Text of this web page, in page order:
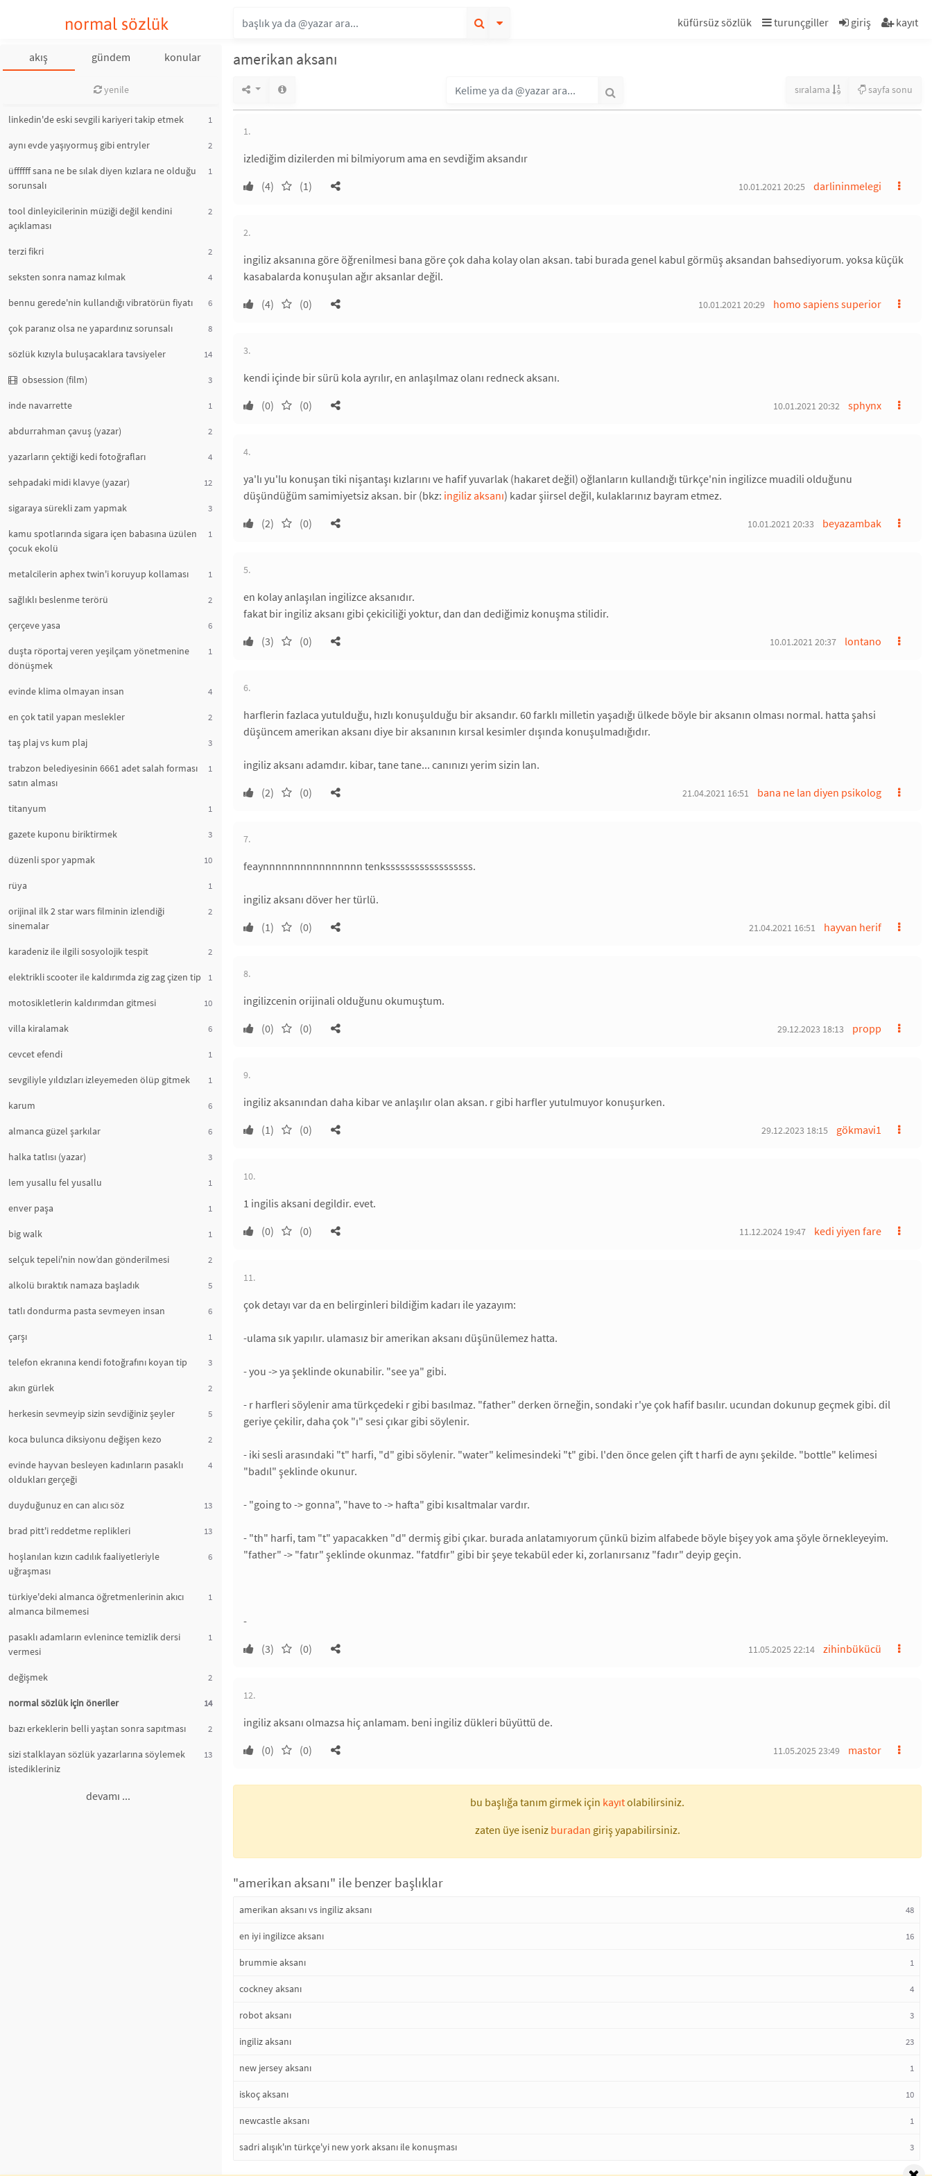
normal sözlük küfürsüz sözlük turunçgiller giriş kayıt
akış gündem konular
yenile
linkedin'de eski sevgili kariyeri takip etmek 1
aynı evde yaşıyormuş gibi entryler 2
üffffff sana ne be sılak diyen kızlara ne olduğu
sorunsalı
1
tool dinleyicilerinin müziği değil kendini
açıklaması
2
terzi fikri 2
seksten sonra namaz kılmak 4
bennu gerede'nin kullandığı vibratörün fiyatı 6
çok paranız olsa ne yapardınız sorunsalı 8
sözlük kızıyla buluşacaklara tavsiyeler 14
obsession (film) 3
inde navarrette 1
abdurrahman çavuş (yazar) 2
yazarların çektiği kedi fotoğrafları 4
sehpadaki midi klavye (yazar) 12
sigaraya sürekli zam yapmak 3
kamu spotlarında sigara içen babasına üzülen
çocuk ekolü
1
metalcilerin aphex twin'i koruyup kollaması 1
sağlıklı beslenme terörü 2
çerçeve yasa 6
duşta röportaj veren yeşilçam yönetmenine
dönüşmek
1
evinde klima olmayan insan 4
en çok tatil yapan meslekler 2
taş plaj vs kum plaj 3
trabzon belediyesinin 6661 adet salah forması
satın alması
1
titanyum 1
gazete kuponu biriktirmek 3
düzenli spor yapmak 10
rüya 1
orijinal ilk 2 star wars filminin izlendiği
sinemalar
2
karadeniz ile ilgili sosyolojik tespit 2
elektrikli scooter ile kaldırımda zig zag çizen tip 1
motosikletlerin kaldırımdan gitmesi 10
villa kiralamak 6
cevcet efendi 1
sevgiliyle yıldızları izleyemeden ölüp gitmek 1
karum 6
almanca güzel şarkılar 6
halka tatlısı (yazar) 3
lem yusallu fel yusallu 1
enver paşa 1
big walk 1
selçuk tepeli'nin now’dan gönderilmesi 2
alkolü bıraktık namaza başladık 5
tatlı dondurma pasta sevmeyen insan 6
çarşı 1
telefon ekranına kendi fotoğrafını koyan tip 3
akın gürlek 2
herkesin sevmeyip sizin sevdiğiniz şeyler 5
koca bulunca diksiyonu değişen kezo 2
evinde hayvan besleyen kadınların pasaklı
oldukları gerçeği
4
duyduğunuz en can alıcı söz 13
brad pitt'i reddetme replikleri 13
hoşlanılan kızın cadılık faaliyetleriyle
uğraşması
6
türkiye'deki almanca öğretmenlerinin akıcı
almanca bilmemesi
1
pasaklı adamların evlenince temizlik dersi
vermesi
1
değişmek 2
normal sözlük için öneriler 14
bazı erkeklerin belli yaştan sonra sapıtması 2
sizi stalklayan sözlük yazarlarına söylemek
istedikleriniz
13
devamı ...
amerikan aksanı
sıralama sayfa sonu
1.
izlediğim dizilerden mi bilmiyorum ama en sevdiğim aksandır
(4)
(1) darlininmelegi
10.01.2021 20:25
2.
ingiliz aksanına göre öğrenilmesi bana göre çok daha kolay olan aksan. tabi burada genel kabul görmüş aksandan bahsediyorum. yoksa küçük
kasabalarda konuşulan ağır aksanlar değil.
(4)
(0) homo sapiens superior
10.01.2021 20:29
3.
kendi içinde bir sürü kola ayrılır, en anlaşılmaz olanı redneck aksanı.
(0)
(0) sphynx
10.01.2021 20:32
4.
ya'lı yu'lu konuşan tiki nişantaşı kızlarını ve hafif yuvarlak (hakaret değil) oğlanların kullandığı türkçe'nin ingilizce muadili olduğunu
düşündüğüm samimiyetsiz aksan. bir (bkz: ingiliz aksanı) kadar şiirsel değil, kulaklarınız bayram etmez.
(2)
(0) beyazambak
10.01.2021 20:33
5.
en kolay anlaşılan ingilizce aksanıdır.
fakat bir ingiliz aksanı gibi çekiciliği yoktur, dan dan dediğimiz konuşma stilidir.
(3)
(0) lontano
10.01.2021 20:37
6.
harflerin fazlaca yutulduğu, hızlı konuşulduğu bir aksandır. 60 farklı milletin yaşadığı ülkede böyle bir aksanın olması normal. hatta şahsi
düşüncem amerikan aksanı diye bir aksanının kırsal kesimler dışında konuşulmadığıdır.
ingiliz aksanı adamdır. kibar, tane tane... canınızı yerim sizin lan.
(2)
(0) bana ne lan diyen psikolog
21.04.2021 16:51
7.
feaynnnnnnnnnnnnnnnn tenkssssssssssssssssss.
ingiliz aksanı döver her türlü.
(1)
(0) hayvan herif
21.04.2021 16:51
8.
ingilizcenin orijinali olduğunu okumuştum.
(0)
(0) propp
29.12.2023 18:13
9.
ingiliz aksanından daha kibar ve anlaşılır olan aksan. r gibi harfler yutulmuyor konuşurken.
(1)
(0) gökmavi1
29.12.2023 18:15
10.
1 ingilis aksani degildir. evet.
(0)
(0) kedi yiyen fare
11.12.2024 19:47
11.
çok detayı var da en belirginleri bildiğim kadarı ile yazayım:
-ulama sık yapılır. ulamasız bir amerikan aksanı düşünülemez hatta.
- you -> ya şeklinde okunabilir. "see ya" gibi.
- r harfleri söylenir ama türkçedeki r gibi basılmaz. "father" derken örneğin, sondaki r'ye çok hafif basılır. ucundan dokunup geçmek gibi. dil
geriye çekilir, daha çok "ı" sesi çıkar gibi söylenir.
- iki sesli arasındaki "t" harfi, "d" gibi söylenir. "water" kelimesindeki "t" gibi. l'den önce gelen çift t harfi de aynı şekilde. "bottle" kelimesi
"badıl" şeklinde okunur.
- "going to -> gonna", "have to -> hafta" gibi kısaltmalar vardır.
- "th" harfi, tam "t" yapacakken "d" dermiş gibi çıkar. burada anlatamıyorum çünkü bizim alfabede böyle bişey yok ama şöyle örnekleyeyim.
"father" -> "fatır" şeklinde okunmaz. "fatdfır" gibi bir şeye tekabül eder ki, zorlanırsanız "fadır" deyip geçin.
-
(3)
(0) zihinbükücü
11.05.2025 22:14
12.
ingiliz aksanı olmazsa hiç anlamam. beni ingiliz dükleri büyüttü de.
(0)
(0) mastor
11.05.2025 23:49
bu başlığa tanım girmek için kayıtolabilirsiniz.
zaten üye iseniz buradan giriş yapabilirsiniz.
"amerikan aksanı" ile benzer başlıklar
amerikan aksanı vs ingiliz aksanı 48
en iyi ingilizce aksanı 16
brummie aksanı 1
cockney aksanı 4
robot aksanı 3
ingiliz aksanı 23
new jersey aksanı 1
iskoç aksanı 10
newcastle aksanı 1
sadri alışık'ın türkçe'yi new york aksanı ile konuşması 3